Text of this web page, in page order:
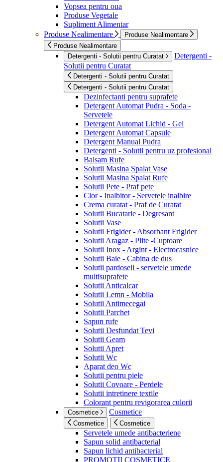
Vopsea pentru oua
Produse Vegetale
Supliment Alimentar
Produse Nealimentare
Produse Nealimentare
Produse Nealimentare
Detergenti - Solutii pentru Curatat
Detergenti -
Solutii pentru Curatat
Detergenti - Solutii pentru Curatat
Detergenti - Solutii pentru Curatat
Dezinfectanti pentru suprafete
Detergent Automat Pudra - Soda -
Servetele
Detergent Automat Lichid - Gel
Detergent Automat Capsule
Detergent Manual Pudra
Detergenti - Solutii pentru uz profesional
Balsam Rufe
Solutii Masina Spalat Vase
Solutii Masina Spalat Rufe
Solutii Pete - Praf pete
Clor - Inalbitor - Servetele inalbire
Crema curatat - Praf de Curatat
Solutii Bucatarie - Degresant
Solutii Vase
Solutii Frigider - Absorbant Frigider
Solutii Aragaz - Plite -Cuptoare
Solutii Inox - Argint - Electrocasnice
Solutii Baie - Cabina de dus
Solutii pardoseli - servetele umede
multisuprafete
Solutii Anticalcar
Solutii Lemn - Mobila
Solutii Antimecegai
Solutii Parchet
Sapun rufe
Solutii Desfundat Tevi
Solutii Geam
Solutii Apret
Solutii Wc
Aparat deo Wc
Solutii pentru piele
Solutii Covoare - Perdele
Solutii intretinere textile
Colorant pentru revigorarea culorii
Cosmetice Cosmetice
Cosmetice Cosmetice
Servetele umede antibacteriene
Sapun solid antibacterial
Sapun lichid antibacterial
PROMOTII COSMETICE